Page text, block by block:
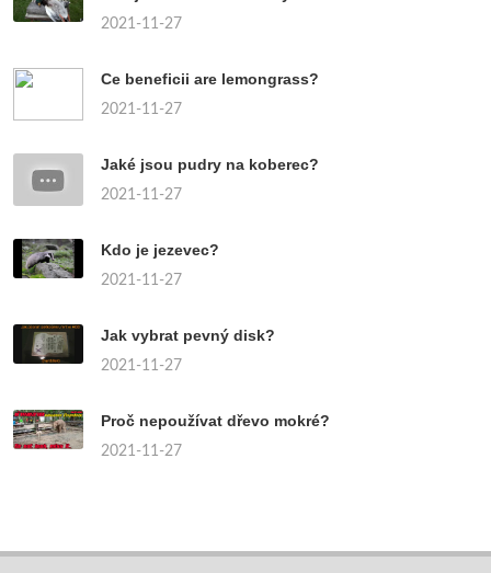
2021-11-27
Ce beneficii are lemongrass?
2021-11-27
Jaké jsou pudry na koberec?
2021-11-27
Kdo je jezevec?
2021-11-27
Jak vybrat pevný disk?
2021-11-27
Proč nepoužívat dřevo mokré?
2021-11-27